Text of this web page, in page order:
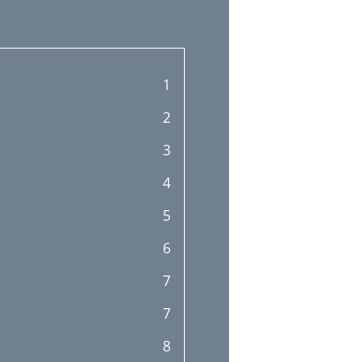
1
2
3
4
5
6
7
7
8